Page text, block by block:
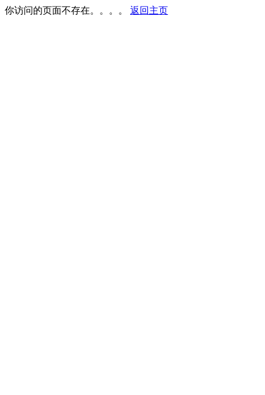
你访问的页面不存在。。。。 返回主页